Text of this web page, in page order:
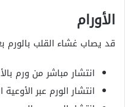
الأورام
قد يصاب غشاء القلب
انتشار مباشر من ورم
انتشار الورم عبر الأوعية